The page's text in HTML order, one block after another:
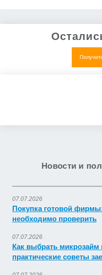
Новости и
07.07.2026
Покупка готовой
необходимо проверить
07.07.2026
Как выбрать микрозайм
практические советы